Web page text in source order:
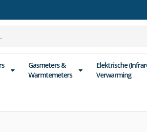
Gasmeters &
Warmtemeters
Elektrische
Verwarming